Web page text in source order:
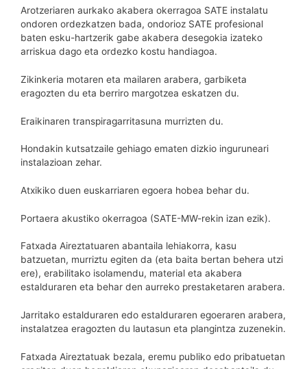
Arotzeriaren aurkako akabera okerragoa SATE instalatu
ondoren ordezkatzen bada, ondorioz SATE profesional
baten esku-hartzerik gabe akabera desegokia izateko
arriskua dago eta ordezko kostu handiagoa.
Zikinkeria motaren eta mailaren arabera, garbiketa
eragozten du eta berriro margotzea eskatzen du.
Eraikinaren transpiragarritasuna murrizten du.
Hondakin kutsatzaile gehiago ematen dizkio inguruneari
instalazioan zehar.
Atxikiko duen euskarriaren egoera hobea behar du.
Portaera akustiko okerragoa (SATE-MW-rekin izan ezik).
Fatxada Aireztatuaren abantaila lehiakorra, kasu
batzuetan, murriztu egiten da (eta baita bertan behera utzi
ere), erabilitako isolamendu, material eta akabera
estalduraren eta behar den aurreko prestaketaren arabera.
Jarritako estalduraren edo estalduraren egoeraren arabera,
instalatzea eragozten du lautasun eta plangintza zuzenekin.
Fatxada Aireztatuak bezala, eremu publiko edo pribatuetan